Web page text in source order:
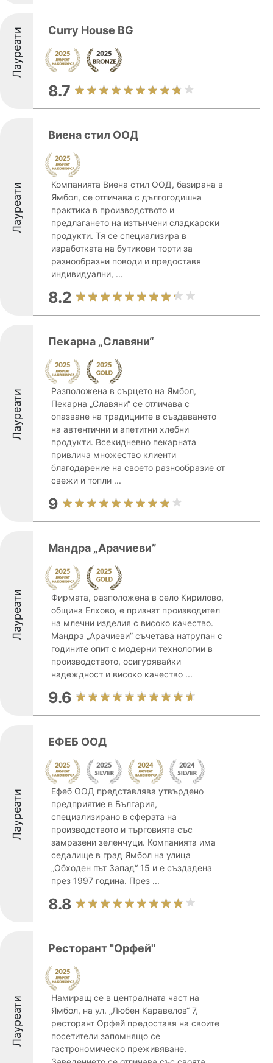
Лауреати Curry House BG
8.7
Лауреати
Виена стил ООД
Компанията Виена стил ООД, базирана в
Ямбол, се отличава с дългогодишна
практика в производството и
предлагането на изтънчени сладкарски
продукти. Тя се специализира в
изработката на бутикови торти за
разнообразни поводи и предоставя
индивидуални, ...
8.2
Лауреати
Пекарна „Славяни“
Разположена в сърцето на Ямбол,
Пекарна „Славяни“ се отличава с
опазване на традициите в създаването
на автентични и апетитни хлебни
продукти. Всекидневно пекарната
привлича множество клиенти
благодарение на своето разнообразие от
свежи и топли ...
9
Лауреати
Мандра „Арачиеви”
Фирмата, разположена в село Кирилово,
община Елхово, е признат производител
на млечни изделия с високо качество.
Мандра „Арачиеви” съчетава натрупан с
годините опит с модерни технологии в
производството, осигурявайки
надеждност и високо качество ...
9.6
Лауреати
ЕФЕБ ООД
Ефеб ООД представлява утвърдено
предприятие в България,
специализирано в сферата на
производството и търговията със
замразени зеленчуци. Компанията има
седалище в град Ямбол на улица
„Обходен път Запад“ 15 и e създадена
през 1997 година. През ...
8.8
Лауреати
Ресторант "Орфей"
Намиращ се в централната част на
Ямбол, на ул. „Любен Каравелов“ 7,
ресторант Орфей предоставя на своите
посетители запомнящо се
гастрономическо преживяване.